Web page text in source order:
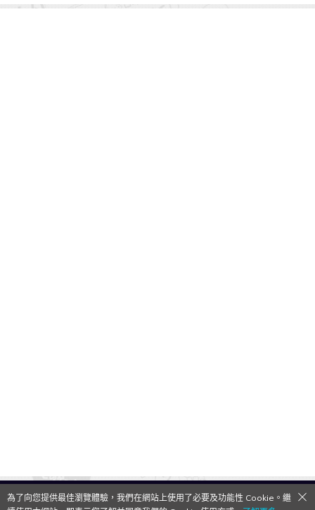
QooApp Limited © 2026
為了向您提供最佳瀏覽體驗，我們在網站上使用了必要及功能性 Cookie。繼